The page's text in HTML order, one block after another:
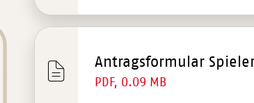
Antragsformular
PDF, 0.09 MB